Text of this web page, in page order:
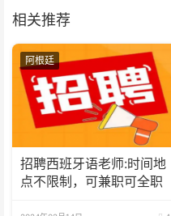
相关推荐
阿根廷
招聘西班牙语老师:时间地
点不限制，可兼职可全职